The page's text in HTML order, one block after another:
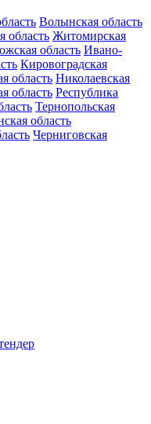
Волынская область
область Житомирская
область Ивано-
Кировоградская
область Николаевская
область Республика
Тернопольская
область
Черниговская